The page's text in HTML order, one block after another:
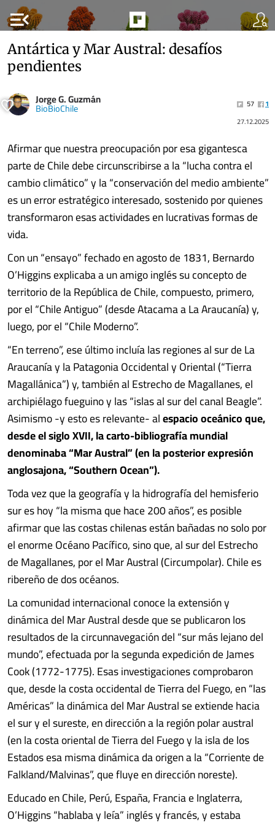
menu_open
Antártica y Mar Austral: desafíos
pendientes
Jorge G. Guzmán
BioBioChile 57
1
27.12.2025
Afirmar que nuestra preocupación por esa gigantesca
parte de Chile debe circunscribirse a la “lucha contra el
cambio climático” y la “conservación del medio ambiente”
es un error estratégico interesado, sostenido por quienes
transformaron esas actividades en lucrativas formas de
vida.
Con un “ensayo” fechado en agosto de 1831, Bernardo
O’Higgins explicaba a un amigo inglés su concepto de
territorio de la República de Chile, compuesto, primero,
por el “Chile Antiguo” (desde Atacama a La Araucanía) y,
luego, por el “Chile Moderno”.
“En terreno”, ese último incluía las regiones al sur de La
Araucanía y la Patagonia Occidental y Oriental (“Tierra
Magallánica”) y, también al Estrecho de Magallanes, el
archipiélago fueguino y las “islas al sur del canal Beagle”.
Asimismo -y esto es relevante- alespacio oceánico que,
desde el siglo XVII, la carto-bibliografía mundial
denominaba “Mar Austral” (en la posterior expresión
anglosajona, “Southern Ocean”).
Toda vez que la geografía y la hidrografía del hemisferio
sur es hoy “la misma que hace 200 años”, es posible
afirmar que las costas chilenas están bañadas no solo por
el enorme Océano Pacífico, sino que, al sur del Estrecho
de Magallanes, por el Mar Austral (Circumpolar). Chile es
ribereño de dos océanos.
La comunidad internacional conoce la extensión y
dinámica del Mar Austral desde que se publicaron los
resultados de la circunnavegación del “sur más lejano del
mundo”, efectuada por la segunda expedición de James
Cook (1772-1775). Esas investigaciones comprobaron
que, desde la costa occidental de Tierra del Fuego, en “las
Américas” la dinámica del Mar Austral se extiende hacia
el sur y el sureste, en dirección a la región polar austral
(en la costa oriental de Tierra del Fuego y la isla de los
Estados esa misma dinámica da origen a la “Corriente de
Falkland/Malvinas”, que fluye en dirección noreste).
Educado en Chile, Perú, España, Francia e Inglaterra,
O’Higgins “hablaba y leía” inglés y francés, y estaba